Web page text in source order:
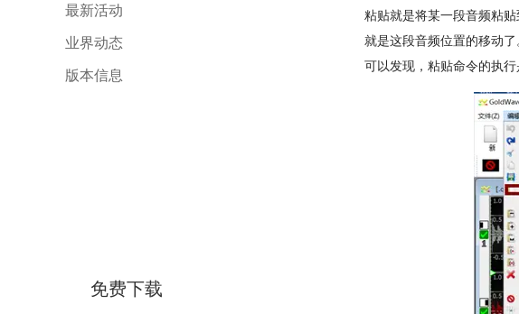
最新活动
业界动态
版本信息
免费下载
粘贴就是将某一段音频粘
就是这段音频位置的移动了
可以发现，粘贴命令的执